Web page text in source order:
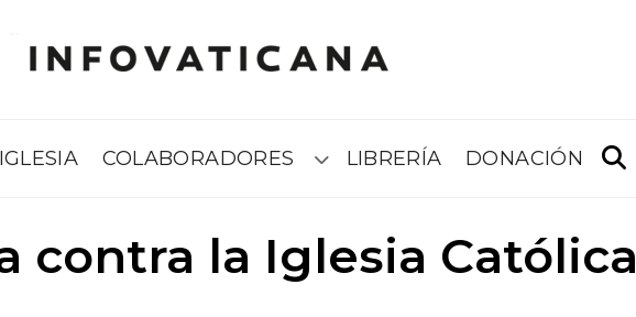
IGLESIA COLABORADORES Submenú
LIBRERÍA DONACIÓN
contra la Iglesia Católica